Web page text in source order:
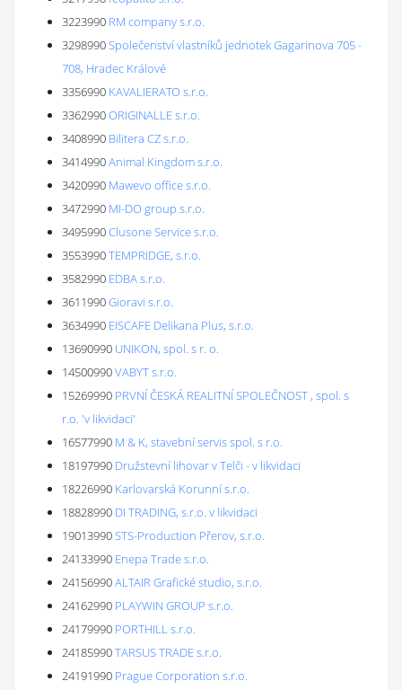
3223990 RM company s.r.o.
3298990Společenství vlastníků jednotek Gagarinova 705 -
708, Hradec Králové
3356990 KAVALIERATO s.r.o.
3362990ORIGINALLE s.r.o.
3408990 Bilitera CZ s.r.o.
3414990Animal Kingdom s.r.o.
3420990 Mawevo office s.r.o.
3472990 MI-DO group s.r.o.
3495990Clusone Service s.r.o.
3553990TEMPRIDGE, s.r.o.
3582990 EDBA s.r.o.
3611990Gioravi s.r.o.
3634990 EISCAFE Delikana Plus, s.r.o.
13690990 UNIKON, spol. s r. o.
14500990VABYT s.r.o.
15269990 PRVNÍ ČESKÁ REALITNÍ SPOLEČNOST , spol. s
r.o. 'v likvidaci'
16577990 M & K, stavební servis spol. s r.o.
18197990 Družstevní lihovar v Telči - v likvidaci
18226990 Karlovarská Korunní s.r.o.
18828990 DI TRADING, s.r.o. v likvidaci
19013990STS-Production Přerov, s.r.o.
24133990 Enepa Trade s.r.o.
24156990ALTAIR Grafické studio, s.r.o.
24162990 PLAYWIN GROUP s.r.o.
24179990 PORTHILL s.r.o.
24185990TARSUS TRADE s.r.o.
24191990 Prague Corporation s.r.o.